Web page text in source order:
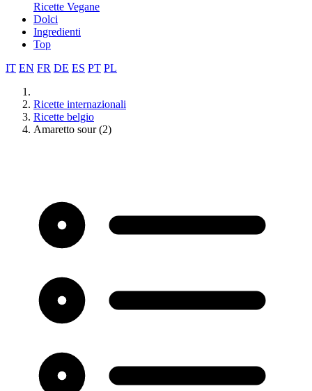
Ricette Vegane
Dolci
Ingredienti
Top
IT EN FR DE ES PT PL
Ricette internazionali
Ricette belgio
Amaretto sour (2)